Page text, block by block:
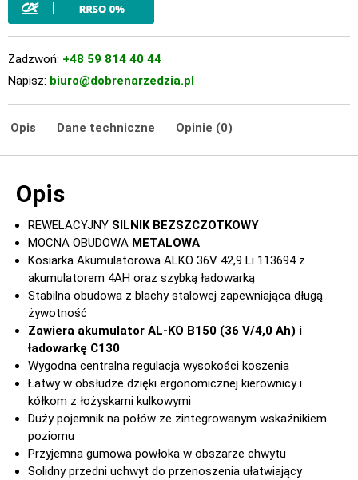
Zadzwoń: +48 59 814 40 44
Napisz: biuro@dobrenarzedzia.pl
Opis Dane techniczne Opinie (0)
Opis
REWELACYJNY SILNIK BEZSZCZOTKOWY
MOCNA OBUDOWA METALOWA
Kosiarka Akumulatorowa ALKO 36V 42,9 Li 113694 z
akumulatorem 4AH oraz szybką ładowarką
Stabilna obudowa z blachy stalowej zapewniająca długą
żywotność
Zawiera akumulator AL-KO B150 (36 V/4,0 Ah) i
ładowarkę C130
Wygodna centralna regulacja wysokości koszenia
Łatwy w obsłudze dzięki ergonomicznej kierownicy i
kółkom z łożyskami kulkowymi
Duży pojemnik na połów ze zintegrowanym wskaźnikiem
poziomu
Przyjemna gumowa powłoka w obszarze chwytu
Solidny przedni uchwyt do przenoszenia ułatwiający